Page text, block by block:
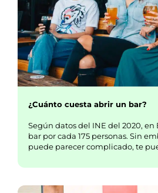
¿Cuánto cuesta abrir un bar?
Según datos del INE del 2020,
bar por cada 175 personas. Sin
puede parecer complicado, te